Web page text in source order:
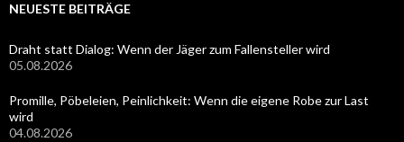
NEUESTE BEITRÄGE
Draht statt Dialog: Wenn der Jäger zum Fallensteller wird
05.08.2026
Promille, Pöbeleien, Peinlichkeit: Wenn die eigene Robe zur Last
wird
04.08.2026